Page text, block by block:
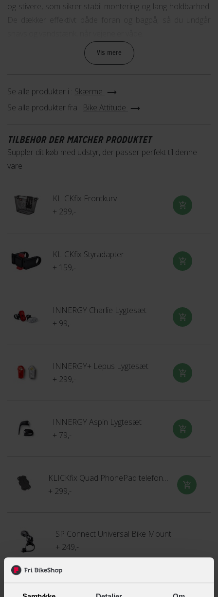
og stivere, som sikrer stabil montering og lang holdbarhed.
De dækker effektivt både foran og bagpå, så du undgår
Vis mere
Se alle produkter i : Skærme
Se alle produkter fra : Bike Attitude
TILBEHØR DER MATCHER PRODUKTET
Suppler dit køb med udstyr, der passer perfekt til denne
vare
KLICKfix Frontkurv
+ 299,-
KLICKfix Styradapter
+ 159,-
INNERGY Charlie Lygtesæt
+ 99,-
INNERGY+ Lepus Lygtesæt
+ 299,-
INNERGY Aspin Lygtesæt
+ 79,-
KLICKfix Quad PhonePad telefonholder
+ 299,-
SP Connect Universal Bike Mount
+ 249,-
SP Connect Universal mobilholder